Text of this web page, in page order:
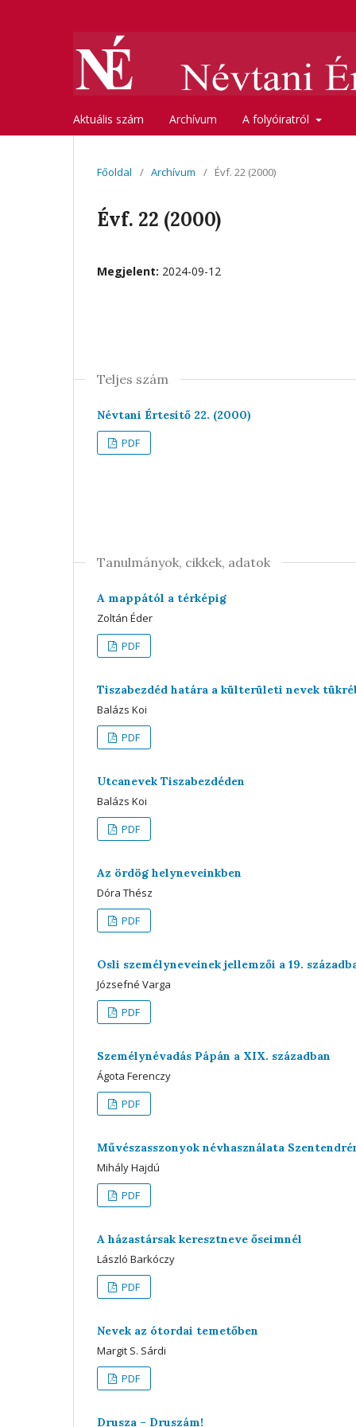
Aktuális szám Archívum A folyóiratról
Főoldal / Archívum / Évf. 22 (2000)
Évf. 22 (2000)
Megjelent: 2024-09-12
Teljes szám
Névtani Értesítő 22. (2000)
PDF
Tanulmányok, cikkek, adatok
A mappától a térképig
Zoltán Éder
PDF
Tiszabezdéd határa a külterületi nevek
Balázs Koi
PDF
Utcanevek Tiszabezdéden
Balázs Koi
PDF
Az ördög helyneveinkben
Dóra Thész
PDF
Osli személyneveinek jellemzői a 19.
Józsefné Varga
PDF
Személynévadás Pápán a XIX. században
Ágota Ferenczy
PDF
Művészasszonyok névhasználata
Mihály Hajdú
PDF
A házastársak keresztneve őseimnél
László Barkóczy
PDF
Nevek az ótordai temetőben
Margit S. Sárdi
PDF
Drusza – Druszám!